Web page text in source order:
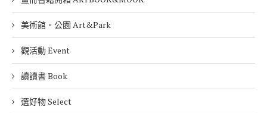
美術館。公園 Art&Park
觀活動 Event
讀讀書 Book
選好物 Select